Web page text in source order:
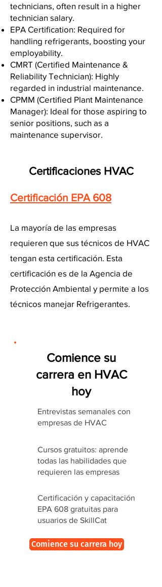
technicians, often result in a higher
technician salary.
EPA Certification: Required for
handling refrigerants, boosting your
employability.
CMRT (Certified Maintenance &
Reliability Technician): Highly
regarded in industrial maintenance.
CPMM (Certified Plant Maintenance
Manager): Ideal for those aspiring to
senior positions, such as a
maintenance supervisor.
Certificaciones HVAC
Certificación EPA 608
La mayoría de las empresas
requieren que sus técnicos de HVAC
tengan esta certificación. Esta
certificación es de la Agencia de
Protección Ambiental y permite a los
técnicos manejar Refrigerantes.
Comience su
carrera en HVAC
hoy
Entrevistas semanales con
empresas de HVAC
Cursos gratuitos: aprende
todas las habilidades que
requieren las empresas
Certificación y capacitación
EPA 608 gratuitas para
usuarios de SkillCat
Comience su carrera hoy